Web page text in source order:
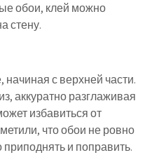
обои, клей можно
стену.
с верхней части.
аккуратно разглаживая
избавиться от
что обои не ровно
и поправить.